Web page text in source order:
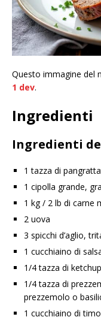
Questo immagine del
1 dev.
Ingredienti
Ingredienti
1 tazza di
1 cipolla grande,
1 kg / 2 lb di carne
2 uova
3 spicchi d’aglio,
1 cucchiaino di
1/4 tazza di ketchup
1/4 tazza di
prezzemolo o
1 cucchiaino di